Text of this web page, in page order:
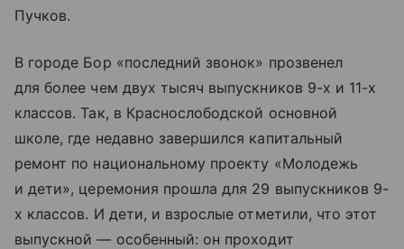
Пучков.
В городе Бор «последний звонок» прозвенел
для более чем двух тысяч выпускников 9-х и 11-х
классов. Так, в Краснослободской основной
школе, где недавно завершился капитальный
ремонт по национальному проекту «Молодежь
и дети», церемония прошла для 29 выпускников 9-
х классов. И дети, и взрослые отметили, что этот
выпускной — особенный: он проходит